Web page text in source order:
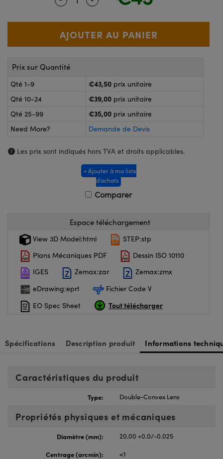
de Poche ou à Mesure Directe
: Caméras
Optiques Lightpath
Prix sur Quantité
Qté 1-9 €43,50 prix unitaire
Qté 10-24
€39,00 prix unitaire
Qté 25-99
€35,00 prix unitaire
Need More?
Demande de Devis
Les prix sont indiqués hors TVA et droits applicables.
+ Ajouter à ma liste
d’achats
Comparer
Espace téléchargement
View 3D Model:html
STEP:stp
Plans Mécaniques PDF
Dessin ISO 10110
IGES
Zemax:zar
Zemax:zmx
eDrawing:eprt
Fichier Code V
EO Spec Sheet
Tout télécharger
Spécifications Description produit Informations
Caractéristiques du produit
Type: Double-Convex Lens
Propriétés physiques et mécaniques
Diamètre (mm):
20.00 +0.0/-0.025
Centrage (arcmin):
<1